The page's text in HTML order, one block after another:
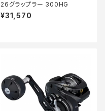
26グラップラー 300HG
¥31,570